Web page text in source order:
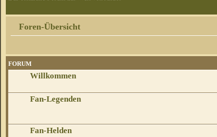
Foren-Übersicht
FORUM
Willkommen
Fan-Legenden
Fan-Helden